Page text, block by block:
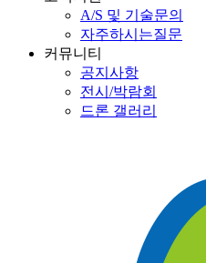
A/S 및 기술문의
자주하시는질문
커뮤니티
공지사항
전시/박람회
드론 갤러리